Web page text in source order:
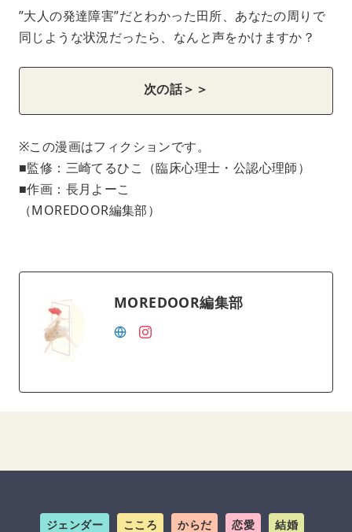
”大人の発達障害”だとわかった田所、あなたの周りで
同じような状況だったら、なんと声をかけますか？
次の話＞＞
※この漫画はフィクションです。
■監修：三崎てるひこ（臨床心理士・公認心理師）
■作画：長月よーこ
（MOREDOOR編集部）
MOREDOOR編集部
ジェンダー こころ からだ 恋愛 結婚